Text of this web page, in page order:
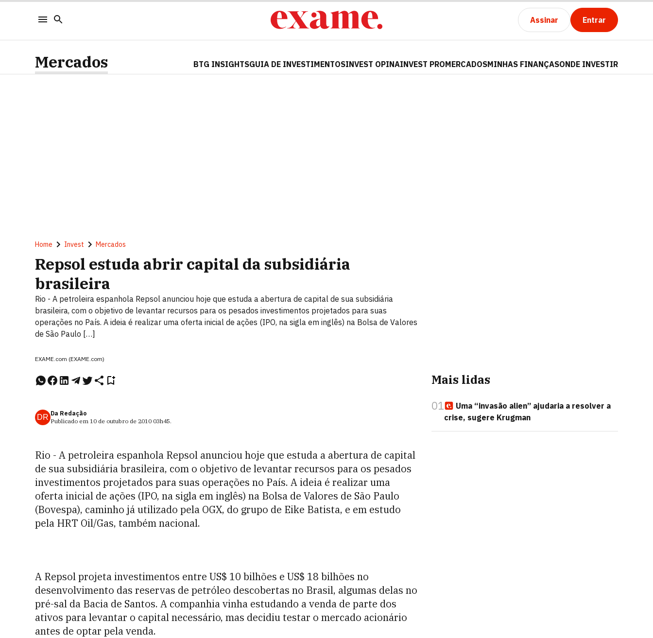
Assinar Entrar
Mercados BTG INSIGHTSGUIA DE INVESTIMENTOSINVEST OPINAINVEST PROMERCADOSMINHAS FINANÇASONDE INVESTIR
Home Invest Mercados
Repsol estuda abrir capital da subsidiária
brasileira
Rio - A petroleira espanhola Repsol anunciou hoje que estuda a abertura de capital de sua subsidiária
brasileira, com o objetivo de levantar recursos para os pesados investimentos projetados para suas
operações no País. A ideia é realizar uma oferta inicial de ações (IPO, na sigla em inglês) na Bolsa de Valores
de São Paulo […]
EXAME.com (EXAME.com)
DR Da Redação
Publicado em 10 de outubro de 2010 03h45.
Rio - A petroleira espanhola Repsol anunciou hoje que estuda a abertura de capital
de sua subsidiária brasileira, com o objetivo de levantar recursos para os pesados
investimentos projetados para suas operações no País. A ideia é realizar uma
oferta inicial de ações (IPO, na sigla em inglês) na Bolsa de Valores de São Paulo
(Bovespa), caminho já utilizado pela OGX, do grupo de Eike Batista, e em estudo
pela HRT Oil/Gas, também nacional.
A Repsol projeta investimentos entre US$ 10 bilhões e US$ 18 bilhões no
desenvolvimento das reservas de petróleo descobertas no Brasil, algumas delas no
pré-sal da Bacia de Santos. A companhia vinha estudando a venda de parte dos
ativos para levantar o capital necessário, mas decidiu testar o mercado acionário
antes de optar pela venda.
Mais lidas
01
Uma “invasão alien” ajudaria a resolver a
crise, sugere Krugman